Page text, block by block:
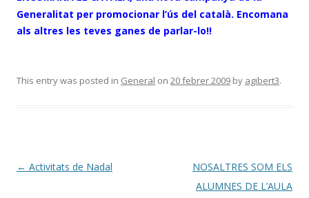
Generalitat per promocionar l’ús del català. Encomana
als altres les teves ganes de parlar-lo!!
This entry was posted in General on 20 febrer 2009 by agibert3.
Post
← Activitats de Nadal
NOSALTRES SOM ELS
ALUMNES DE L’AULA